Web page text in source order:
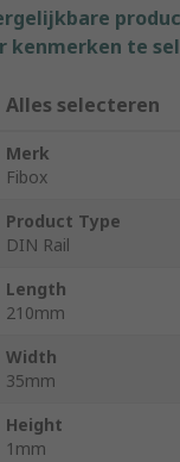
kenmerken te
Alles selecteren
Merk
Fibox
Product Type
DIN Rail
Length
210mm
Width
35mm
Height
1mm